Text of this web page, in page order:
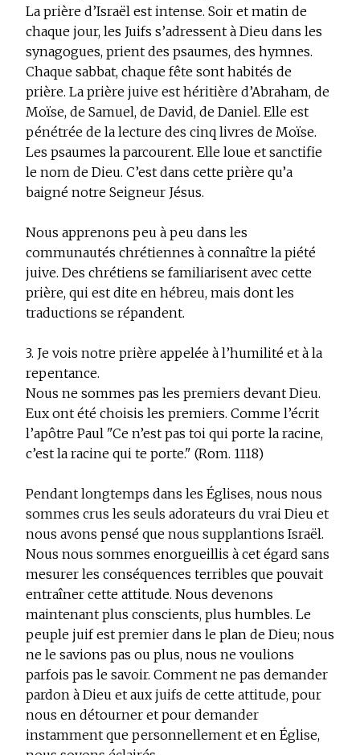
La prière d’Israël est intense. Soir et matin de
chaque jour, les Juifs s’adressent à Dieu dans les
synagogues, prient des psaumes, des hymnes.
Chaque sabbat, chaque fête sont habités de
prière. La prière juive est héritière d’Abraham, de
Moïse, de Samuel, de David, de Daniel. Elle est
pénétrée de la lecture des cinq livres de Moïse.
Les psaumes la parcourent. Elle loue et sanctifie
le nom de Dieu. C’est dans cette prière qu’a
baigné notre Seigneur Jésus.
Nous apprenons peu à peu dans les
communautés chrétiennes à connaître la piété
juive. Des chrétiens se familiarisent avec cette
prière, qui est dite en hébreu, mais dont les
traductions se répandent.
3. Je vois notre prière appelée à l’humilité et à la
repentance.
Nous ne sommes pas les premiers devant Dieu.
Eux ont été choisis les premiers. Comme l’écrit
l’apôtre Paul "Ce n’est pas toi qui porte la racine,
c’est la racine qui te porte." (Rom. 1118)
Pendant longtemps dans les Églises, nous nous
sommes crus les seuls adorateurs du vrai Dieu et
nous avons pensé que nous supplantions Israël.
Nous nous sommes enorgueillis à cet égard sans
mesurer les conséquences terribles que pouvait
entraîner cette attitude. Nous devenons
maintenant plus conscients, plus humbles. Le
peuple juif est premier dans le plan de Dieu; nous
ne le savions pas ou plus, nous ne voulions
parfois pas le savoir. Comment ne pas demander
pardon à Dieu et aux juifs de cette attitude, pour
nous en détourner et pour demander
instamment que personnellement et en Église,